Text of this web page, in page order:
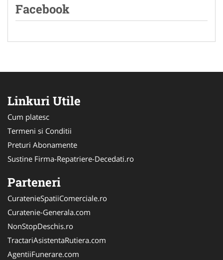
Facebook
Linkuri Utile
Cum platesc
Termeni si Conditii
Preturi Abonamente
Sustine Firma-Repatriere-Decedati.ro
Parteneri
CuratenieSpatiiComerciale.ro
Curatenie-Generala.com
NonStopDeschis.ro
TractariAsistentaRutiera.com
AgentiiFunerare.com